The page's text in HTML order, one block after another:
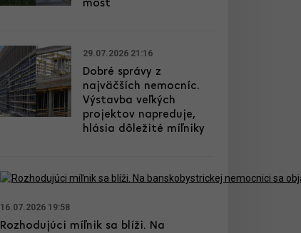
most
29.07.2026 21:16
Dobré správy z
najväčších nemocníc.
Výstavba veľkých
projektov napreduje,
hlásia dôležité míľniky
16.07.2026 19:58
Rozhodujúci míľnik sa blíži. Na